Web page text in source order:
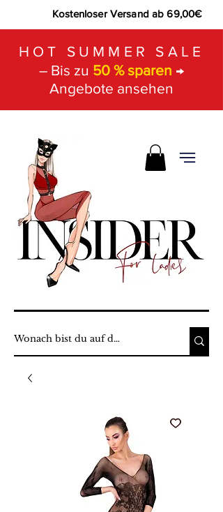
Kostenloser Versand ab 69,00€
HOT SUMMER SALE
– Bis zu 50 % sparen →
Angebote ansehen